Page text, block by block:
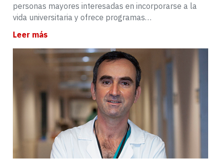
personas mayores interesadas en incorporarse a la
vida universitaria y ofrece programas…
Leer más